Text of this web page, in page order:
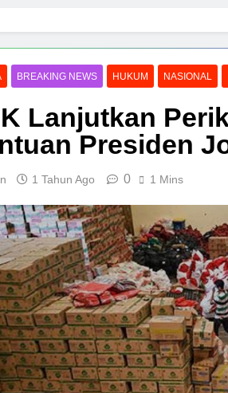
BREAKING NEWS HUKUM NASIONAL
Lanjutkan
Presiden
1 Tahun Ago 0 1 Mins